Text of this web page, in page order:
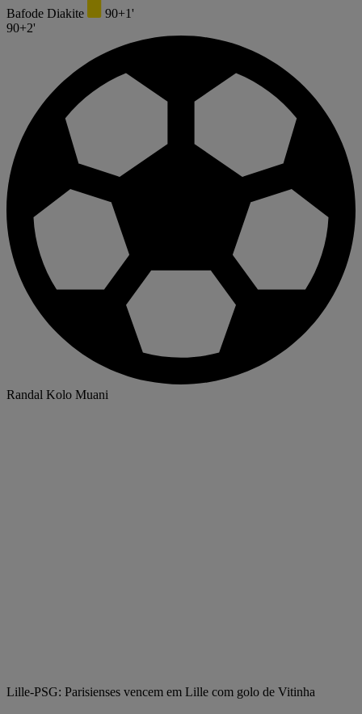
Bafode Diakite
90+1'
90+2'
Randal Kolo Muani
Lille-PSG: Parisienses vencem em Lille com golo de Vitinha